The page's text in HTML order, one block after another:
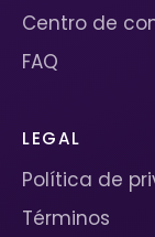
Centro de
FAQ
LEGAL
Política de
Términos